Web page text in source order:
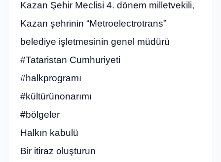
Kazan Şehir Meclisi 4. dönem milletvekili,
Kazan şehrinin “Metroelectrotrans”
belediye işletmesinin genel müdürü
#Tataristan Cumhuriyeti
#halkprogramı
#kültürünonarımı
#bölgeler
Halkın kabulü
Bir itiraz oluşturun